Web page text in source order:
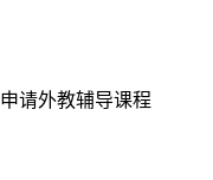
请外教辅导课程